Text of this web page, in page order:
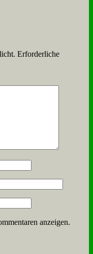
Erforderliche
anzeigen.